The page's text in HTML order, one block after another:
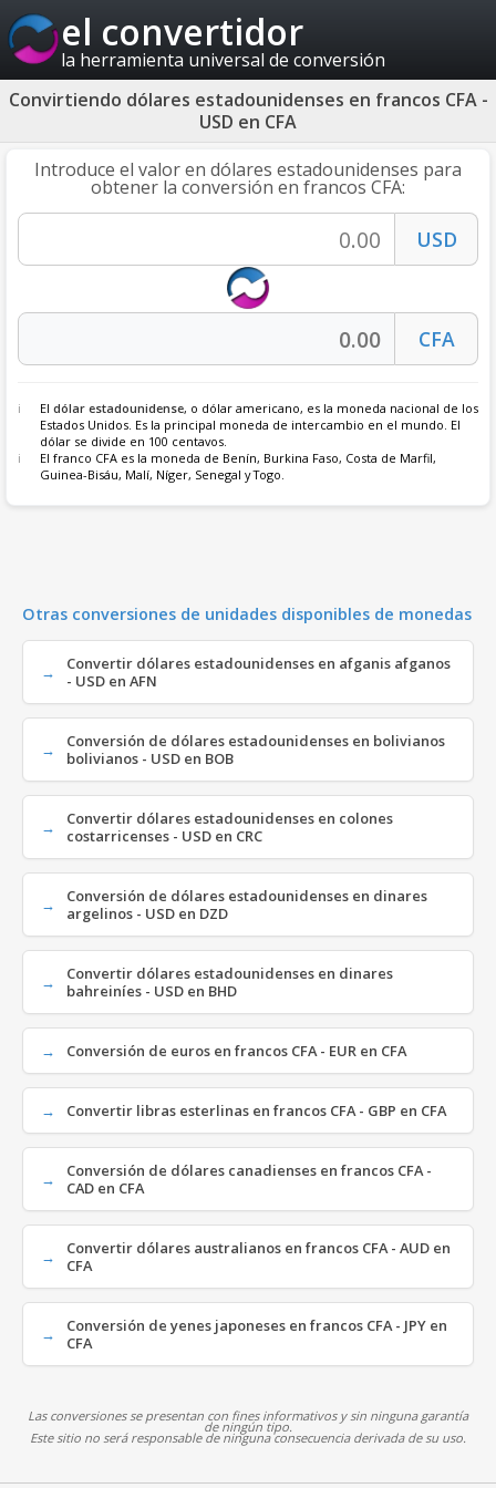
el convertidor
la herramienta universal de conversión
Convirtiendo dólares estadounidenses en francos CFA -
USD en CFA
Introduce el valor en dólares estadounidenses para
obtener la conversión en francos CFA:
El dólar estadounidense, o dólar americano, es la moneda nacional de los
Estados Unidos. Es la principal moneda de intercambio en el mundo. El
dólar se divide en 100 centavos.
El franco CFA es la moneda de Benín, Burkina Faso, Costa de Marfil,
Guinea-Bisáu, Malí, Níger, Senegal y Togo.
Otras conversiones de unidades disponibles de monedas
Convertir dólares estadounidenses en afganis afganos
- USD en AFN
Conversión de dólares estadounidenses en bolivianos
bolivianos - USD en BOB
Convertir dólares estadounidenses en colones
costarricenses - USD en CRC
Conversión de dólares estadounidenses en dinares
argelinos - USD en DZD
Convertir dólares estadounidenses en dinares
bahreiníes - USD en BHD
Conversión de euros en francos CFA - EUR en CFA
Convertir libras esterlinas en francos CFA - GBP en CFA
Conversión de dólares canadienses en francos CFA -
CAD en CFA
Convertir dólares australianos en francos CFA - AUD en
CFA
Conversión de yenes japoneses en francos CFA - JPY en
CFA
Las conversiones se presentan con fines informativos y sin ninguna garantía
de ningún tipo.
Este sitio no será responsable de ninguna consecuencia derivada de su uso.